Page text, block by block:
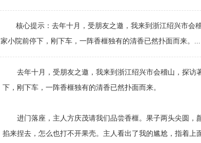
核心提示：去年十月，受朋友之邀，我来到浙江绍兴市会
家小院前停下，刚下车，一阵香榧独有的清香已然扑面而来。...
去年十月，受朋友之邀，我来到浙江绍兴市会稽山，探访
下，刚下车，一阵香榧独有的清香已然扑面而来。
进门落座，主人方庆茂请我们品尝香榧。果子两头尖圆，
掐来捏去，怎么也打不开果壳。主人看出了我的尴尬，指着上